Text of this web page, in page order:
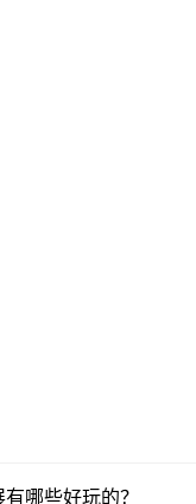
哪些好玩的？